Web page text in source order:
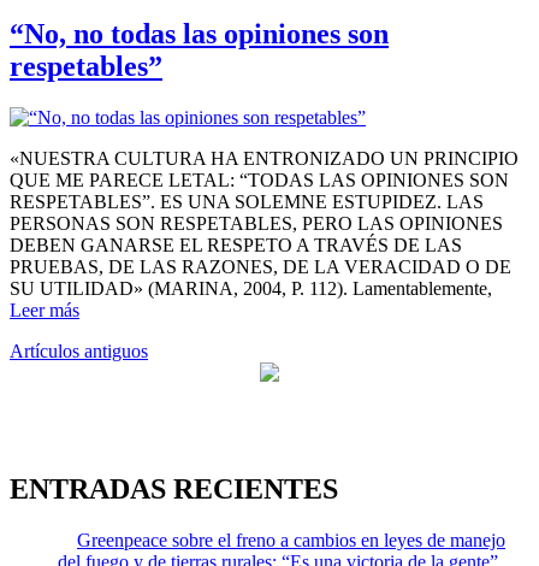
“No, no todas las opiniones son
respetables”
«NUESTRA CULTURA HA ENTRONIZADO UN PRINCIPIO
QUE ME PARECE LETAL: “TODAS LAS OPINIONES SON
RESPETABLES”. ES UNA SOLEMNE ESTUPIDEZ. LAS
PERSONAS SON RESPETABLES, PERO LAS OPINIONES
DEBEN GANARSE EL RESPETO A TRAVÉS DE LAS
PRUEBAS, DE LAS RAZONES, DE LA VERACIDAD O DE
SU UTILIDAD» (MARINA, 2004, P. 112). Lamentablemente,
Leer más
Navegación
Artículos antiguos
ENTRADAS RECIENTES
Greenpeace sobre el freno a cambios en leyes de manejo
del fuego y de tierras rurales: “Es una victoria de la gente”